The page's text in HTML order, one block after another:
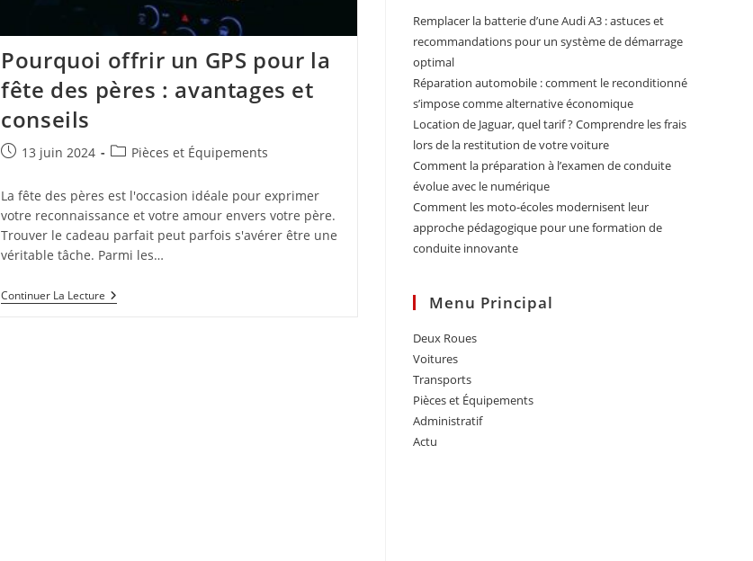
Pourquoi offrir un GPS pour la
fête des pères : avantages et
conseils
Publication
13 juin 2024
PostPièces et Équipements
La fête des pères est l'occasion idéale pour exprimer
votre reconnaissance et votre amour envers votre père.
Trouver le cadeau parfait peut parfois s'avérer être une
véritable tâche. Parmi les…
Continuer La Lecture Pourquoi
Offrir
Remplacer la batterie d’une Audi A3 : astuces et
recommandations pour un système de démarrage
optimal
Réparation automobile : comment le reconditionné
s’impose comme alternative économique
Location de Jaguar, quel tarif ? Comprendre les frais
lors de la restitution de votre voiture
Comment la préparation à l’examen de conduite
évolue avec le numérique
Comment les moto-écoles modernisent leur
approche pédagogique pour une formation de
conduite innovante
Menu Principal
Deux Roues
Voitures
Transports
Pièces et Équipements
Administratif
Actu